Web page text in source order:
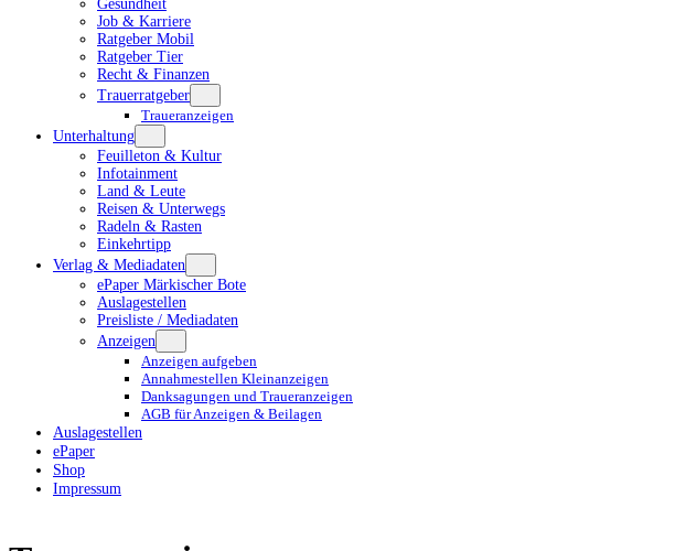
Gesundheit
Job & Karriere
Ratgeber Mobil
Ratgeber Tier
Recht & Finanzen
Trauerratgeber
Traueranzeigen
Unterhaltung
Feuilleton & Kultur
Infotainment
Land & Leute
Reisen & Unterwegs
Radeln & Rasten
Einkehrtipp
Verlag & Mediadaten
ePaper Märkischer Bote
Auslagestellen
Preisliste / Mediadaten
Anzeigen
Anzeigen aufgeben
Annahmestellen Kleinanzeigen
Danksagungen und Traueranzeigen
AGB für Anzeigen & Beilagen
Auslagestellen
ePaper
Shop
Impressum